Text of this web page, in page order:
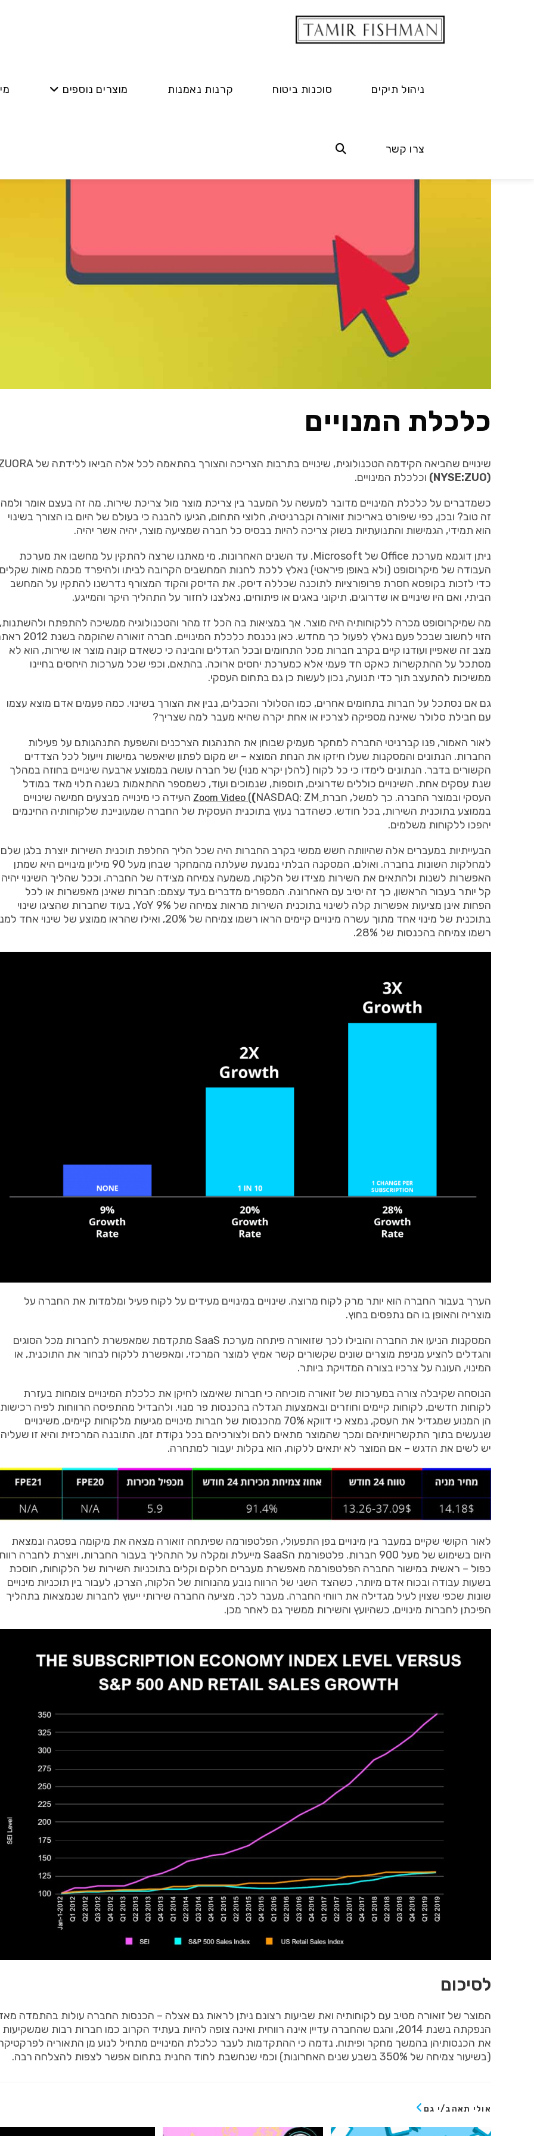
ניהול תיקים סוכנות ביטוח קרנות נאמנות מוצרים נוספים
צרו קשר
כלכלת המנויים
שינויים שהביאה הקידמה הטכנולוגית, שינויים בתרבות הצריכה והצורך בהתאמה לכל אלה הביאו ללידתה של
(NYSE:ZUO) וכלכלת המינויים.
כשמדברים על כלכלת המינויים מדובר למעשה על המעבר בין צריכת מוצר מול צריכת שירות. מה זה בעצם אומר ולמה
זה טוב? ובכן, כפי שיפורט באריכות זואורה וקברניטיה, חלוצי התחום, הגיעו להבנה כי בעולם של היום בו הצורך בשינוי
הוא תמידי, הגמישות והתנועתיות בשוק צריכה להיות בבסיס כל חברה שמציעה מוצר, יהיה אשר יהיה.
ניתן דוגמא מערכת של עד השנים האחרונות, מי מאתנו שרצה להתקין על מחשבו את מערכת
העבודה של מיקרוסופט (ולא באופן פיראטי) נאלץ ללכת לחנות המחשבים הקרובה לביתו ולהיפרד מכמה מאות שקלים
כדי לזכות בקופסא חסרת פרופורציות לתוכנה שכללה דיסק. את הדיסק והקוד המצורף נדרשנו להתקין על המחשב
הביתי, ואם היו שינויים או שדרוגים, תיקוני באגים או פיתוחים, נאלצנו לחזור על התהליך היקר והמייגע.
מה שמיקרוסופט מכרה ללקוחותיה היה מוצר. אך במציאות בה הכל זז מהר והטכנולוגיה ממשיכה להתפתח ולהשתנות,
הזוי לחשוב שבכל פעם נאלץ לפעול כך מחדש. כאן נכנסת כלכלת המינויים. חברה זואורה שהוקמה בשנת
מצב זה שאפיין ועודנו קיים בקרב חברות מכל התחומים ובכל הגדלים והבינה כי כשאדם קונה מוצר או שירות, הוא לא
מסתכל על ההתקשרות כאקט חד פעמי אלא כמערכת יחסים ארוכה. בהתאם, וכפי שכל מערכות היחסים בחיינו
ממשיכות להתעצב תוך כדי תנועה, נכון לעשות כן גם בתחום העסקי.
גם אם נסתכל על חברות בתחומים אחרים, כמו הסלולר והכבלים, נבין את הצורך בשינוי. כמה פעמים אדם מוצא עצמו
עם חבילת סלולר שאינה מספיקה לצרכיו או אחת יקרה שהיא מעבר למה שצריך?
לאור האמור, פנו קברניטי החברה למחקר מעמיק שבוחן את התנהגות הצרכנים והשפעת התנהגותם על פעילות
החברות. הנתונים והמסקנות שעלו חיזקו את הנחת המוצא – יש מקום לפתון שיאפשר גמישות וייעול לכל הצדדים
הקשורים בדבר. הנתונים לימדו כי כל לקוח (להלן יקרא מנוי) של חברה עושה בממוצע ארבעה שינויים בחוזה במהלך
שנת עסקים אחת. השינויים כוללים שדרוגים, תוספות, שנמוכים ועוד, כשמספר ההתאמות בשנה תלוי מאד במודל
העסקי ובמוצר החברה. כך למשל, חברת ((NASDAQ: ZM העידה כי מינוייה מבצעים חמישה שינויים
בממוצע בתוכנית השירות, בכל חודש. כשהדבר נעוץ בתוכנית העסקית של החברה שמעוניינת שלקוחותיה החינמים
יהפכו ללקוחות משלמים.
הבעייתיות במעברים אלה שהיוותה חשש ממשי בקרב החברות היה שכל הליך החלפת תוכנית השירות יוצרת בלגן שלם
למחלקות השונות בחברה. ואולם, המסקנה הבלתי נמנעת שעלתה מהמחקר שבחן מעל מיליון מינויים היא שמתן
האפשרות לשנות ולהתאים את השירות מצידו של הלקוח, משמעה צמיחה מצידה של החברה. וככל שהליך השינוי יהיה
קל יותר בעבור הראשון, כך זה יטיב עם האחרונה. המספרים מדברים בעד עצמם: חברות שאינן מאפשרות או לכל
הפחות אינן מציעות אפשרות קלה לשינוי בתוכנית השירות מראות צמיחה של בעוד שחברות שהציגו שינוי
בתוכנית של מינוי אחד מתוך עשרה מינויים קיימים הראו רשמו צמיחה של ואילו שהראו ממוצע של שינוי אחד
רשמו צמיחה בהכנסות של
הערך בעבור החברה הוא יותר מרק לקוח מרוצה. שינויים במינויים מעידים על לקוח פעיל ומלמדות את החברה על
מוצריה והאופן בו הם נתפסים בחוץ.
המסקנות הניעו את החברה והובילו לכך שזואורה פיתחה מערכת מתקדמת שמאפשרת לחברות מכל הסוגים
והגדלים להציע מניפת מוצרים שונים שקשורים קשר אמיץ למוצר המרכזי, ומאפשרת ללקוח לבחור את התוכנית, או
המינוי, העונה על צרכיו בצורה המדויקת ביותר.
הנוסחה שקיבלה צורה במערכות של זואורה מוכיחה כי חברות שאימצו לחיקן את כלכלת המינויים צומחות בעזרת
לקוחות חדשים, לקוחות קיימים וחוזרים ובאמצעות הגדלה בהכנסות פר מנוי. ולהבדיל מהתפיסה הרווחות לפיה רכישות
הן המנוע שמגדיל את העסק, נמצא כי דווקא מהכנסות של חברות מינויים מגיעות מלקוחות קיימים, משינויים
שנעשים בתוך התקשרויותיהם ומכך שהמוצר מתאים להם ולצורכיהם בכל נקודת זמן. התובנה המרכזית והיא זו שעליה
יש לשים את הדגש – אם המוצר לא יתאים ללקוח, הוא בקלות יעבור למתחרה.
לאור הקושי שקיים במעבר בין מינויים בפן התפעולי, הפלטפורמה שפיתחה זואורה מצאה את מיקומה בפסגה ונמצאת
היום בשימוש של מעל חברות. פלטפורמת הSaaS מייעלת ומקלה על התהליך בעבור החברות, ויוצרת לחברה רווח
כפול – ראשית במישור החברה הפלטפורמה מאפשרת מעברים חלקים וקלים בתוכניות השירות של הלקוחות, חוסכת
בשעות עבודה ובכוח אדם מיותר, כשהצד השני של הרווח נובע מהנוחות של הלקוח, הצרכן, לעבור בין תוכניות מינויים
שונות שכפי שצוין לעיל מגדילה את רווחי החברה. מעבר לכך, מציעה החברה שירותי ייעוץ לחברות שנמצאות בתהליך
הפיכתן לחברות מינויים, כשהיועץ והשירות ממשיך גם לאחר מכן.
לסיכום
המוצר של זואורה מטיב עם לקוחותיה ואת שביעות רצונם ניתן לראות גם אצלה – הכנסות החברה עולות בהתמדה מאז
הנפקתה בשנת והגם שהחברה עדיין אינה רווחית ואינה צופה להיות בעתיד הקרוב כמו חברות רבות שמשקיעות
את הכנסותיהן בהמשך מחקר ופיתוח, נדמה כי ההתקדמות לעבר כלכלת המינויים מתחיל לנוע מן התאוריה
(בשיעור צמיחה של בשבע שנים האחרונות) וכמי שנחשבת לחוד החנית בתחום אפשר לצפות להצלחה רבה.
אולי תאהב/י גם